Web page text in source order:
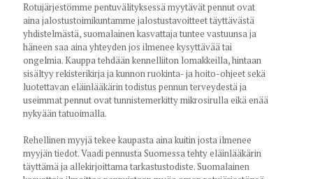
Rotujärjestömme pentuvälityksessä myytävät pennut ovat
aina jalostustoimikuntamme jalostustavoitteet täyttävästä
yhdistelmästä, suomalainen kasvattaja tuntee vastuunsa ja
häneen saa aina yhteyden jos ilmenee kysyttävää tai
ongelmia. Kauppa tehdään kennelliiton lomakkeilla, hintaan
sisältyy rekisterikirja ja kunnon ruokinta- ja hoito-ohjeet sekä
luotettavan eläinlääkärin todistus pennun terveydestä ja
useimmat pennut ovat tunnistemerkitty mikrosirulla eikä enää
nykyään tatuoimalla.
Rehellinen myyjä tekee kaupasta aina kuitin josta ilmenee
myyjän tiedot. Vaadi pennusta Suomessa tehty eläinlääkärin
täyttämä ja allekirjoittama tarkastustodiste. Suomalainen